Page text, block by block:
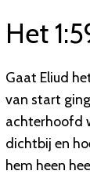
Het
Gaat Eliud
van start
achterhoofd
dichtbij en
hem heen